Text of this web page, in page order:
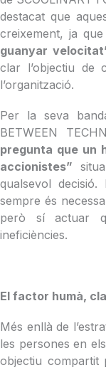
destacat que
creixement, ja que
guanyar
clar l’objectiu
l’organització.
Per la seva
BETWEEN
pregunta que un
accionistes”
qualsevol
sempre és
però sí actuar
ineficiències.
El factor humà,
Més enllà de
les persones en
objectiu compartit